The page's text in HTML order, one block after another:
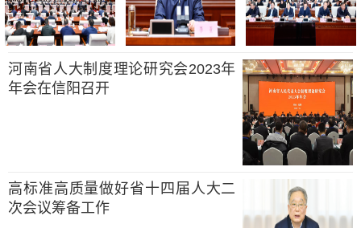
河南省人大制度理论研究会2023年
年会在信阳召开
高标准高质量做好省十四届人大二
次会议筹备工作